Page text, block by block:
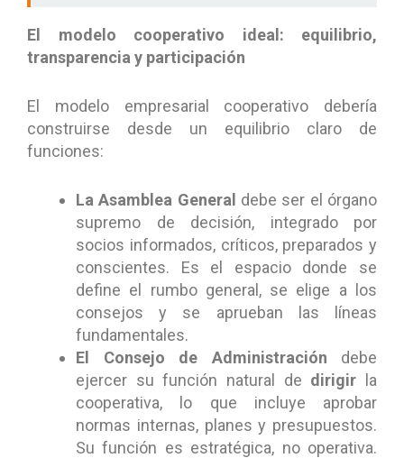
El modelo cooperativo ideal: equilibrio,
transparencia y participación
El modelo empresarial cooperativo debería
construirse desde un equilibrio claro de
funciones:
La Asamblea General debe ser el órgano
supremo de decisión, integrado por
socios informados, críticos, preparados y
conscientes. Es el espacio donde se
define el rumbo general, se elige a los
consejos y se aprueban las líneas
fundamentales.
El Consejo de Administración debe
ejercer su función natural de dirigir la
cooperativa, lo que incluye aprobar
normas internas, planes y presupuestos.
Su función es estratégica, no operativa.